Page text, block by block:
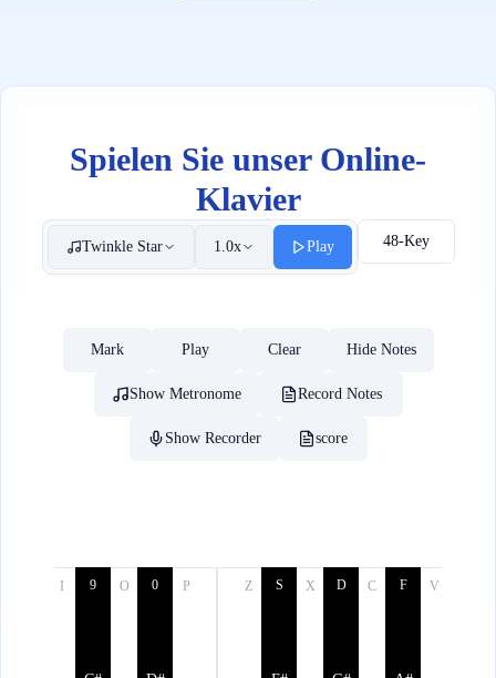
Spielen Sie unser Online-
Klavier
Twinkle Star 1.0x Play 48-Key
Mark Play Clear Hide Notes
Show Metronome Record Notes
Show Recorder score
9 O 0 P Z S X D C F V